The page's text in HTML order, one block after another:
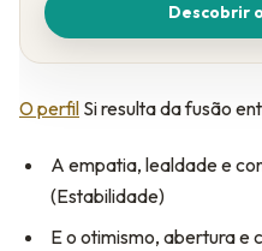
Descobrir
O perfil Si resulta da fusão
A empatia, lealdade e
(Estabilidade)
E o otimismo, abertura e